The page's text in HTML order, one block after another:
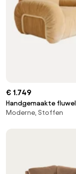
€ 1.749
Handgemaakte
fauteuil Arc
Moderne, Stoffen